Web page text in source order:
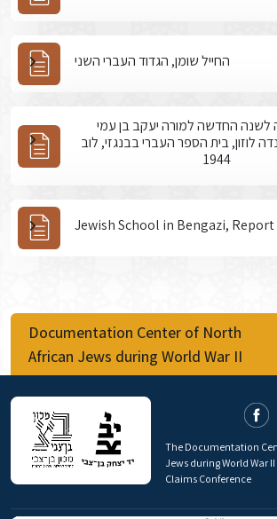
החייל שומן, הגדוד העברי השני
לשנה החדשה למורה יעקב בן עמי
לוזון, בית הספר העברי בבנגזי, לוב
1944
Jewish School in Bengazi, Report
Documentation Center of North
African Jews during World War II
The Documentation
Jews during World War
Claims Conference